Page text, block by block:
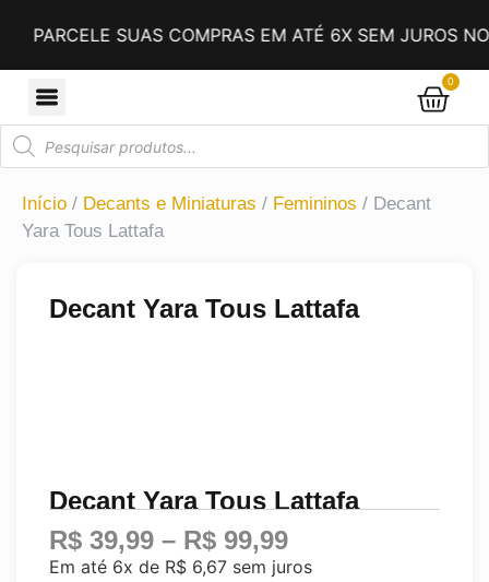
SUAS COMPRAS EM ATÉ 6X SEM JUROS NO
0
Início / Decants e Miniaturas / Femininos / Decant
Yara Tous Lattafa
Decant Yara Tous Lattafa
Decant Yara Tous Lattafa
R$ 39,99 – R$ 99,99
Em até 6x de R$ 6,67 sem juros